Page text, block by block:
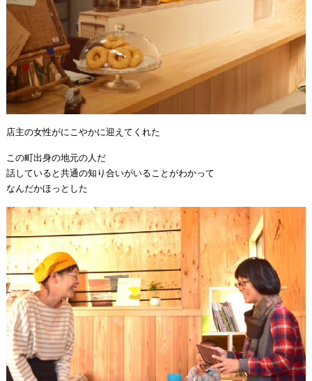
店主の女性がにこやかに迎えてくれた
この町出身の地元の人だ
話していると共通の知り合いがいることがわかって
なんだかほっとした